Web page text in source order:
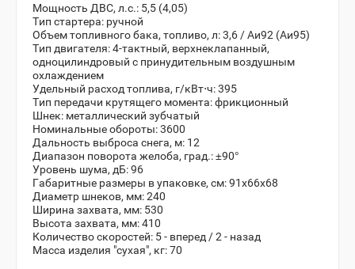
Мощность ДВС, л.с.: 5,5 (4,05)
Тип стартера: ручной
Объем топливного бака, топливо, л: 3,6 / Аи92 (Аи95)
Тип двигателя: 4-тактный, верхнеклапанный,
одноцилиндровый с принудительным воздушным
охлаждением
Удельный расход топлива, г/кВт⋅ч: 395
Тип передачи крутящего момента: фрикционный
Шнек: металлический зубчатый
Номинальные обороты: 3600
Дальность выброса снега, м: 12
Диапазон поворота желоба, град.: ±90°
Уровень шума, дБ: 96
Габаритные размеры в упаковке, см: 91x66x68
Диаметр шнеков, мм: 240
Ширина захвата, мм: 530
Высота захвата, мм: 410
Количество скоростей: 5 - вперед / 2 - назад
Масса изделия "сухая", кг: 70